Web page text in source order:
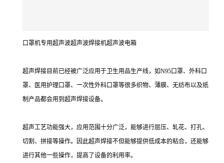
口罩机专用超声波超声波焊接机超声波电箱
超声焊接目前已经被广泛应用于卫生用品生产线，如N95口罩、外科口
罩、医用护理口罩、一次性外科口罩等很多织物、薄膜、无纺布以及纸
制产品都会用到超声焊接设备。
超声工艺功能强大，应用范围十分广泛，能够进行层压、轧花、打孔、
切割、拼接等操作。因此超声焊接不但能够提供低成本的粘合，还能够
进行其他一些操作，提高了设备的利用率。